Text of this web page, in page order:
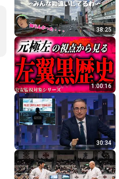
38:25
1:00:16
30:34